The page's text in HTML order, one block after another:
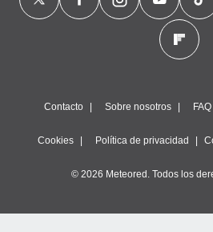
Contacto Sobre nosotros FAQ
Cookies Política de privacidad
© 2026 Meteored. Todos los